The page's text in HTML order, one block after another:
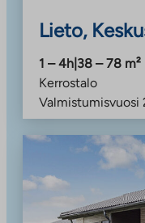
Lieto,
1 – 4h 38 – 78 m²
Kerrostalo
Valmistumisvuosi